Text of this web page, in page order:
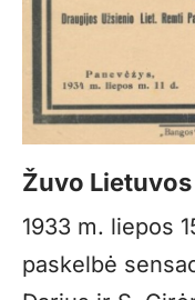
Žuvo
1933 m. liepos
paskelbė